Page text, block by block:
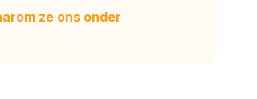
ze ons onder